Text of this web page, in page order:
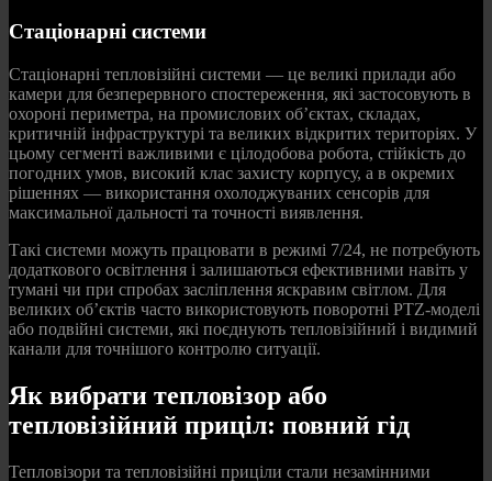
Стаціонарні системи
Стаціонарні тепловізійні системи — це великі прилади або
камери для безперервного спостереження, які застосовують в
охороні периметра, на промислових об’єктах, складах,
критичній інфраструктурі та великих відкритих територіях. У
цьому сегменті важливими є цілодобова робота, стійкість до
погодних умов, високий клас захисту корпусу, а в окремих
рішеннях — використання охолоджуваних сенсорів для
максимальної дальності та точності виявлення.
Такі системи можуть працювати в режимі 7/24, не потребують
додаткового освітлення і залишаються ефективними навіть у
тумані чи при спробах засліплення яскравим світлом. Для
великих об’єктів часто використовують поворотні PTZ-моделі
або подвійні системи, які поєднують тепловізійний і видимий
канали для точнішого контролю ситуації.
Як вибрати тепловізор або
тепловізійний приціл: повний гід
Тепловізори та тепловізійні приціли стали незамінними